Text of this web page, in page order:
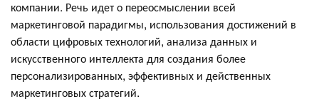
компании. Речь идет о переосмыслении всей
маркетинговой парадигмы, использования достижений в
области цифровых технологий, анализа данных и
искусственного интеллекта для создания более
персонализированных, эффективных и действенных
маркетинговых стратегий.